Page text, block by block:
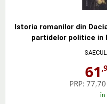
Istoria romanilor din
partidelor politice in
61
PRP:
în